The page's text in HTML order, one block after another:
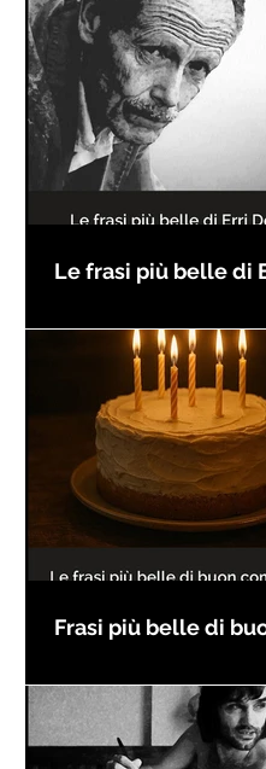
Le frasi più belle di
Frasi più belle di